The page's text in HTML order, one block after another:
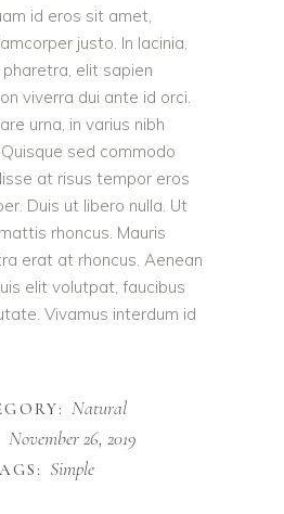
id eros sit amet,
justo. In lacinia,
elit sapien
viverra dui ante id orci.
urna, in varius nibh
sed commodo
at risus tempor eros
Duis ut libero nulla. Ut
rhoncus. Mauris
erat at rhoncus. Aenean
elit volutpat, faucibus
Vivamus interdum id
Natural
November 26, 2019
Simple